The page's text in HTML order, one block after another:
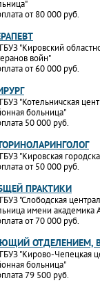
от 80 000 руб.
"Кировский
войн"
от 60 000 руб.
"Котельничская
больница"
50 000 руб.
"Кировская
от 50 000 руб.
ПРАКТИКИ
"Слободская
имени академика
от 70 000 руб.
ОТДЕЛЕНИЕМ,
"Кирово-Чепецкая
больница"
79 500 руб.